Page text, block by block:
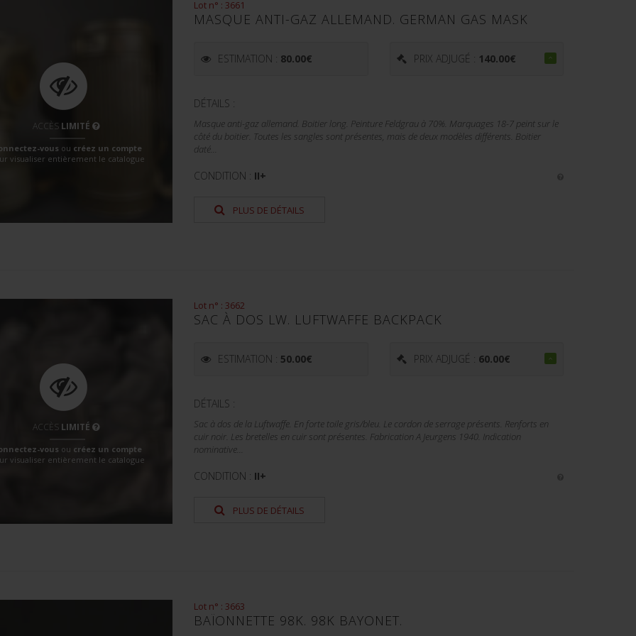
ACCÈS LIMITÉ
vous ou créez un compte
visualiser entièrement le catalogue
Lot n° : 3661
MASQUE ANTI-GAZ ALLEMAND. GERMAN GAS MASK
ESTIMATION : 80.00€ PRIX ADJUGÉ : 140.00€
DÉTAILS :
Masque anti-gaz allemand. Boitier long. Peinture Feldgrau à 70%. Marquages 18-7 peint sur le
côté du boitier. Toutes les sangles sont présentes, mais de deux modèles différents. Boitier
daté...
CONDITION : II+
PLUS DE DÉTAILS
ACCÈS LIMITÉ
vous ou créez un compte
visualiser entièrement le catalogue
Lot n° : 3662
SAC À DOS LW. LUFTWAFFE BACKPACK
ESTIMATION : 50.00€ PRIX ADJUGÉ : 60.00€
DÉTAILS :
Sac à dos de la Luftwaffe. En forte toile gris/bleu. Le cordon de serrage présents. Renforts en
cuir noir. Les bretelles en cuir sont présentes. Fabrication A Jeurgens 1940. Indication
nominative...
CONDITION : II+
PLUS DE DÉTAILS
Lot n° : 3663
BAÏONNETTE 98K. 98K BAYONET.